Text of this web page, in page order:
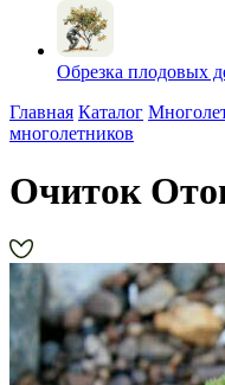
Обрезка плодовых
Главная Каталог
многолетников
Очиток